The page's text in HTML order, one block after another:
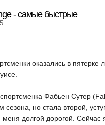
- самые быстрые
оказались в пятерке
Фабьен Сутер
сезона, но стала второй,
меня долгой дорогой.